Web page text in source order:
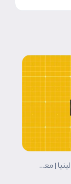
ارز دیجیتال لینیا | معرفی کامل پروژه ارز دیجیتال Linea